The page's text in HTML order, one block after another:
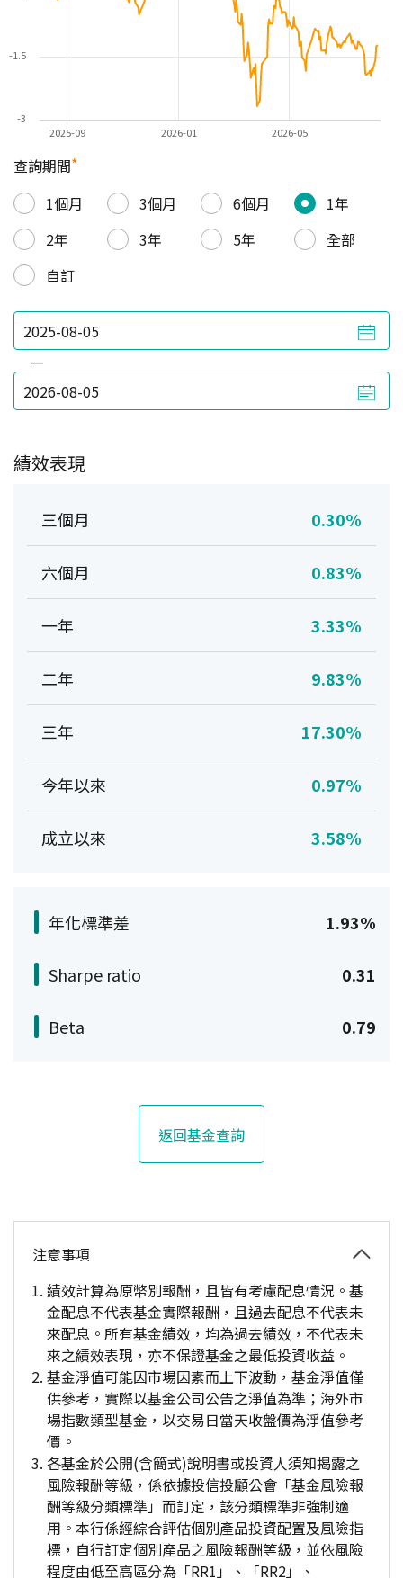
2026-01
2025-09 2026-05
-3
-1.5
查詢期間*
1個月
3個月 6個月
1年
2年
3年 5年
全部
自訂
—
績效表現
三個月 0.30%
六個月 0.83%
一年 3.33%
二年 9.83%
三年 17.30%
今年以來 0.97%
成立以來 3.58%
年化標準差 1.93%
Sharpe ratio 0.31
Beta 0.79
返回基金查詢
注意事項
績效計算為原幣別報酬，且皆有考慮配息情況。基
金配息不代表基金實際報酬，且過去配息不代表未
來配息。所有基金績效，均為過去績效，不代表未
來之績效表現，亦不保證基金之最低投資收益。
基金淨值可能因市場因素而上下波動，基金淨值僅
供參考，實際以基金公司公告之淨值為準；海外市
場指數類型基金，以交易日當天收盤價為淨值參考
價。
各基金於公開(含簡式)說明書或投資人須知揭露之
風險報酬等級，係依據投信投顧公會「基金風險報
酬等級分類標準」而訂定，該分類標準非強制適
用。本行係經綜合評估個別產品投資配置及風險指
標，自行訂定個別產品之風險報酬等級，並依風險
程度由低至高區分為「RR1」、「RR2」、